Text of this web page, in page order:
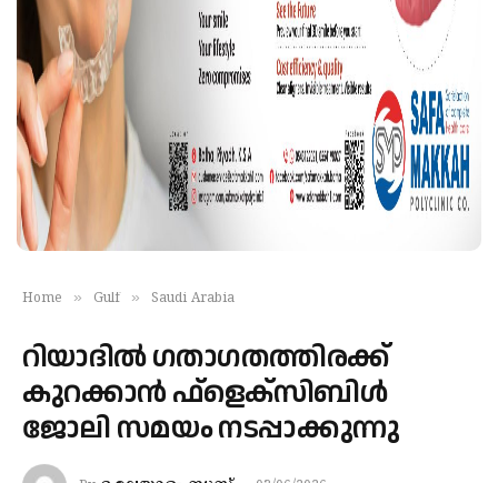
Home » Gulf » Saudi Arabia
റിയാദില്‍ ഗതാഗതത്തിരക്ക്
കുറക്കാന്‍ ഫ്‌ളെക്‌സിബിള്‍
ജോലി സമയം നടപ്പാക്കുന്നു